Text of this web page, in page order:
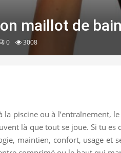
maillot de bain
0 3008
la piscine ou à
là que tout se joue. Si tu
maintien, confort, usage et